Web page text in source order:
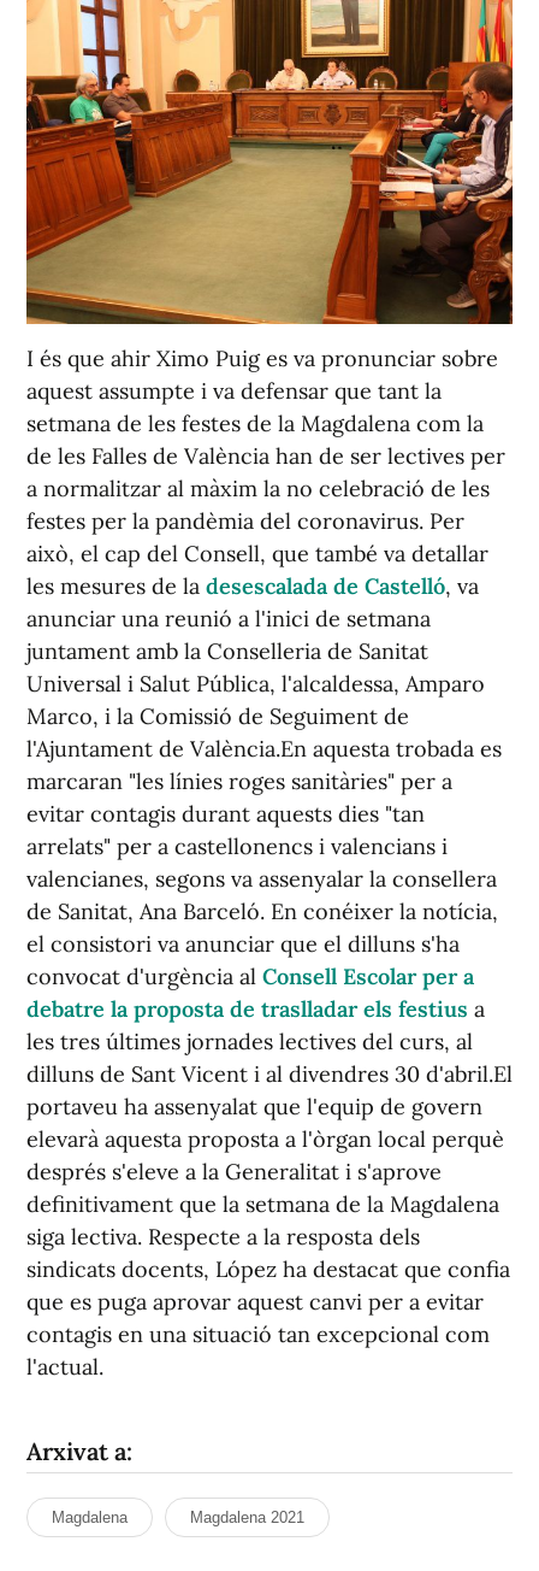
I és que ahir Ximo Puig es va pronunciar sobre
aquest assumpte i va defensar que tant la
setmana de les festes de la Magdalena com la
de les Falles de València han de ser lectives per
a normalitzar al màxim la no celebració de les
festes per la pandèmia del coronavirus. Per
això, el cap del Consell, que també va detallar
les mesures de la desescalada de Castelló, va
anunciar una reunió a l'inici de setmana
juntament amb la Conselleria de Sanitat
Universal i Salut Pública, l'alcaldessa, Amparo
Marco, i la Comissió de Seguiment de
l'Ajuntament de València.En aquesta trobada es
marcaran "les línies roges sanitàries" per a
evitar contagis durant aquests dies "tan
arrelats" per a castellonencs i valencians i
valencianes, segons va assenyalar la consellera
de Sanitat, Ana Barceló. En conéixer la notícia,
el consistori va anunciar que el dilluns s'ha
convocat d'urgència al Consell Escolar per a
debatre la proposta de traslladar els festius a
les tres últimes jornades lectives del curs, al
dilluns de Sant Vicent i al divendres 30 d'abril.El
portaveu ha assenyalat que l'equip de govern
elevarà aquesta proposta a l'òrgan local perquè
després s'eleve a la Generalitat i s'aprove
definitivament que la setmana de la Magdalena
siga lectiva. Respecte a la resposta dels
sindicats docents, López ha destacat que confia
que es puga aprovar aquest canvi per a evitar
contagis en una situació tan excepcional com
l'actual.
Arxivat a:
Magdalena Magdalena 2021